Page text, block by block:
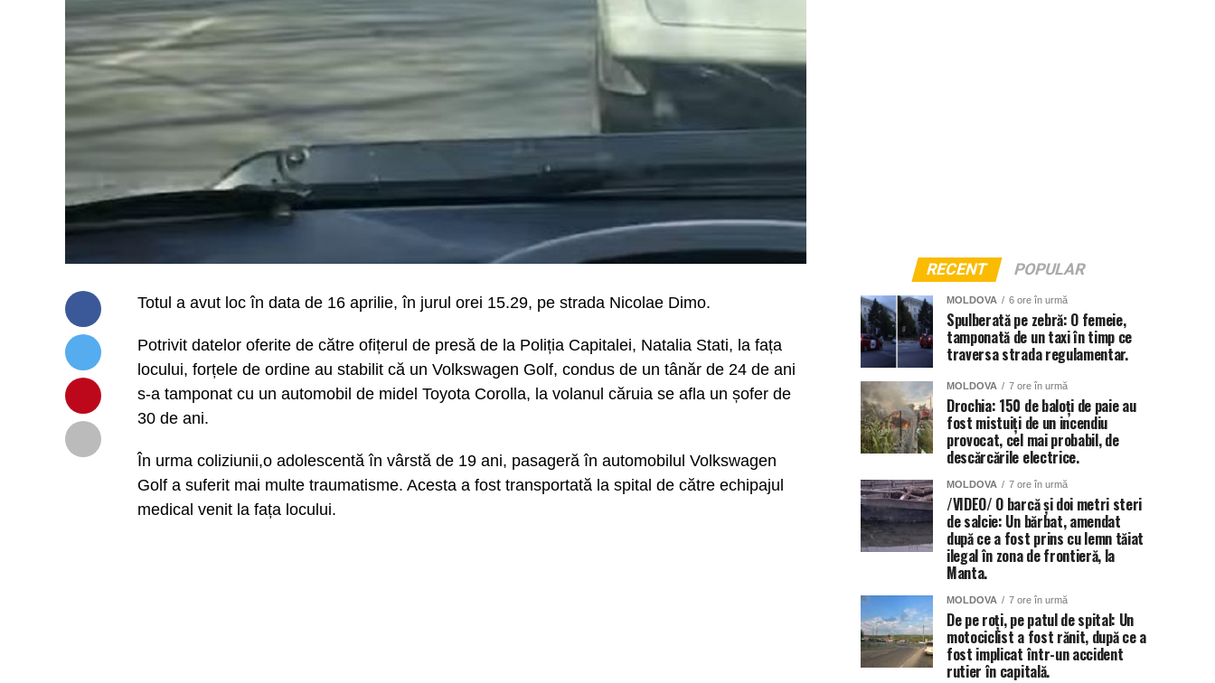
Totul a avut loc în data de 16 aprilie, în jurul orei 15.29, pe strada Nicolae Dimo.
Potrivit datelor oferite de către ofițerul de presă de la Poliția Capitalei, Natalia Stati, la fața
locului, forțele de ordine au stabilit că un Volkswagen Golf, condus de un tânăr de 24 de ani
s-a tamponat cu un automobil de midel Toyota Corolla, la volanul căruia se afla un șofer de
30 de ani.
În urma coliziunii,o adolescentă în vârstă de 19 ani, pasageră în automobilul Volkswagen
Golf a suferit mai multe traumatisme. Acesta a fost transportată la spital de către echipajul
medical venit la fața locului.
RECENT POPULAR
MOLDOVA 6 ore în urmă
Spulberată pe zebră: O femeie,
tamponată de un taxi în timp ce
traversa strada regulamentar.
MOLDOVA 7 ore în urmă
Drochia: 150 de baloți de paie au
fost mistuiți de un incendiu
provocat, cel mai probabil, de
descărcările electrice.
MOLDOVA 7 ore în urmă
/VIDEO/ O barcă și doi metri steri
de salcie: Un bărbat, amendat
după ce a fost prins cu lemn tăiat
ilegal în zona de frontieră, la
Manta.
MOLDOVA 7 ore în urmă
De pe roți, pe patul de spital: Un
motociclist a fost rănit, după ce a
fost implicat într-un accident
rutier în capitală.